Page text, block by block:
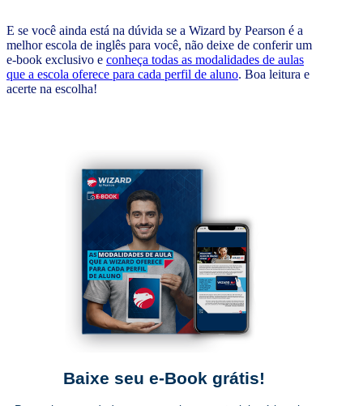
E se você ainda está na dúvida se a Wizard by Pearson é a
melhor escola de inglês para você, não deixe de conferir um
e-book exclusivo e conheça todas as modalidades de aulas
que a escola oferece para cada perfil de aluno. Boa leitura e
acerte na escolha!